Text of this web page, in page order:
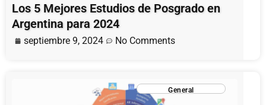
Los 5 Mejores Estudios de Posgrado en
Argentina para 2024
septiembre 9, 2024 No Comments
General